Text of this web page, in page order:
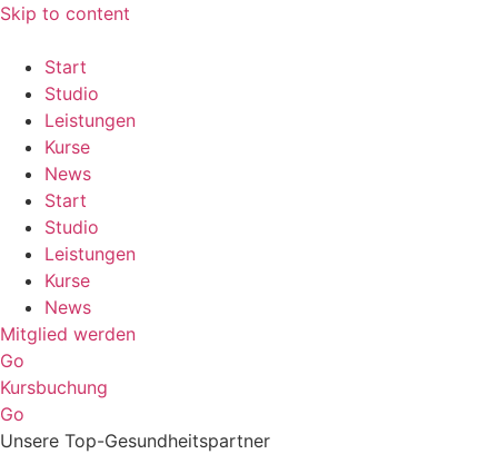
Skip to content
Start
Studio
Leistungen
Kurse
News
Start
Studio
Leistungen
Kurse
News
Mitglied werden
Go
Kursbuchung
Go
Unsere Top-Gesundheitspartner